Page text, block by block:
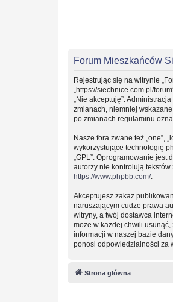
Forum Mieszkańców
Rejestrując się na witrynie
„https://siechnice.com.pl/
„Nie akceptuję”.
zmianach, niemniej
po zmianach regulaminu
Nasze fora zwane też „one”,
wykorzystujące technologię
„GPL”. Oprogramowanie
autorzy nie kontrolują
https://www.phpbb.com/.
Akceptujesz zakaz
naruszającym cudze prawa
witryny, a twój dostawca
może w każdej chwili
informacji w naszej bazie
ponosi odpowiedzialności za
Strona główna